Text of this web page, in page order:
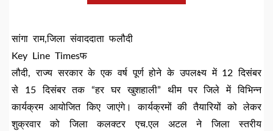
सांगा राम,जिला संवाददाता फलौदी
Key Line Timesफ
लौदी, राज्य सरकार के एक वर्ष पूर्ण होने के उपलक्ष्य में 12 दिसंबर
से 15 दिसंबर तक “हर घर खुशहाली” थीम पर जिले में विभिन्न
कार्यक्रम आयोजित किए जाएंगे। कार्यक्रमों की तैयारियों को लेकर
शुक्रवार को जिला कलक्टर एच.एल अटल ने जिला स्तरीय